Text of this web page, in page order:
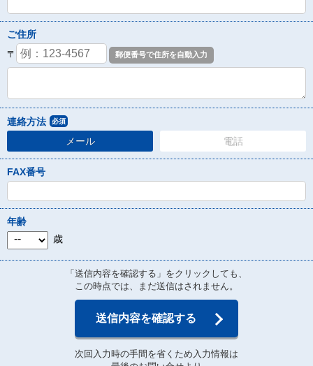
ご住所
〒
連絡方法 必須
メール 電話
FAX番号
年齢
歳
「送信内容を確認する」をクリックしても、
この時点では、まだ送信はされません。
送信内容を確認する
次回入力時の手間を省くため入力情報は